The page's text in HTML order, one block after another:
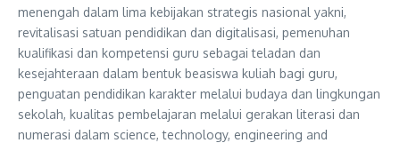
menengah dalam lima kebijakan strategis nasional yakni,
revitalisasi satuan pendidikan dan digitalisasi, pemenuhan
kualifikasi dan kompetensi guru sebagai teladan dan
kesejahteraan dalam bentuk beasiswa kuliah bagi guru,
penguatan pendidikan karakter melalui budaya dan lingkungan
sekolah, kualitas pembelajaran melalui gerakan literasi dan
numerasi dalam science, technology, engineering and